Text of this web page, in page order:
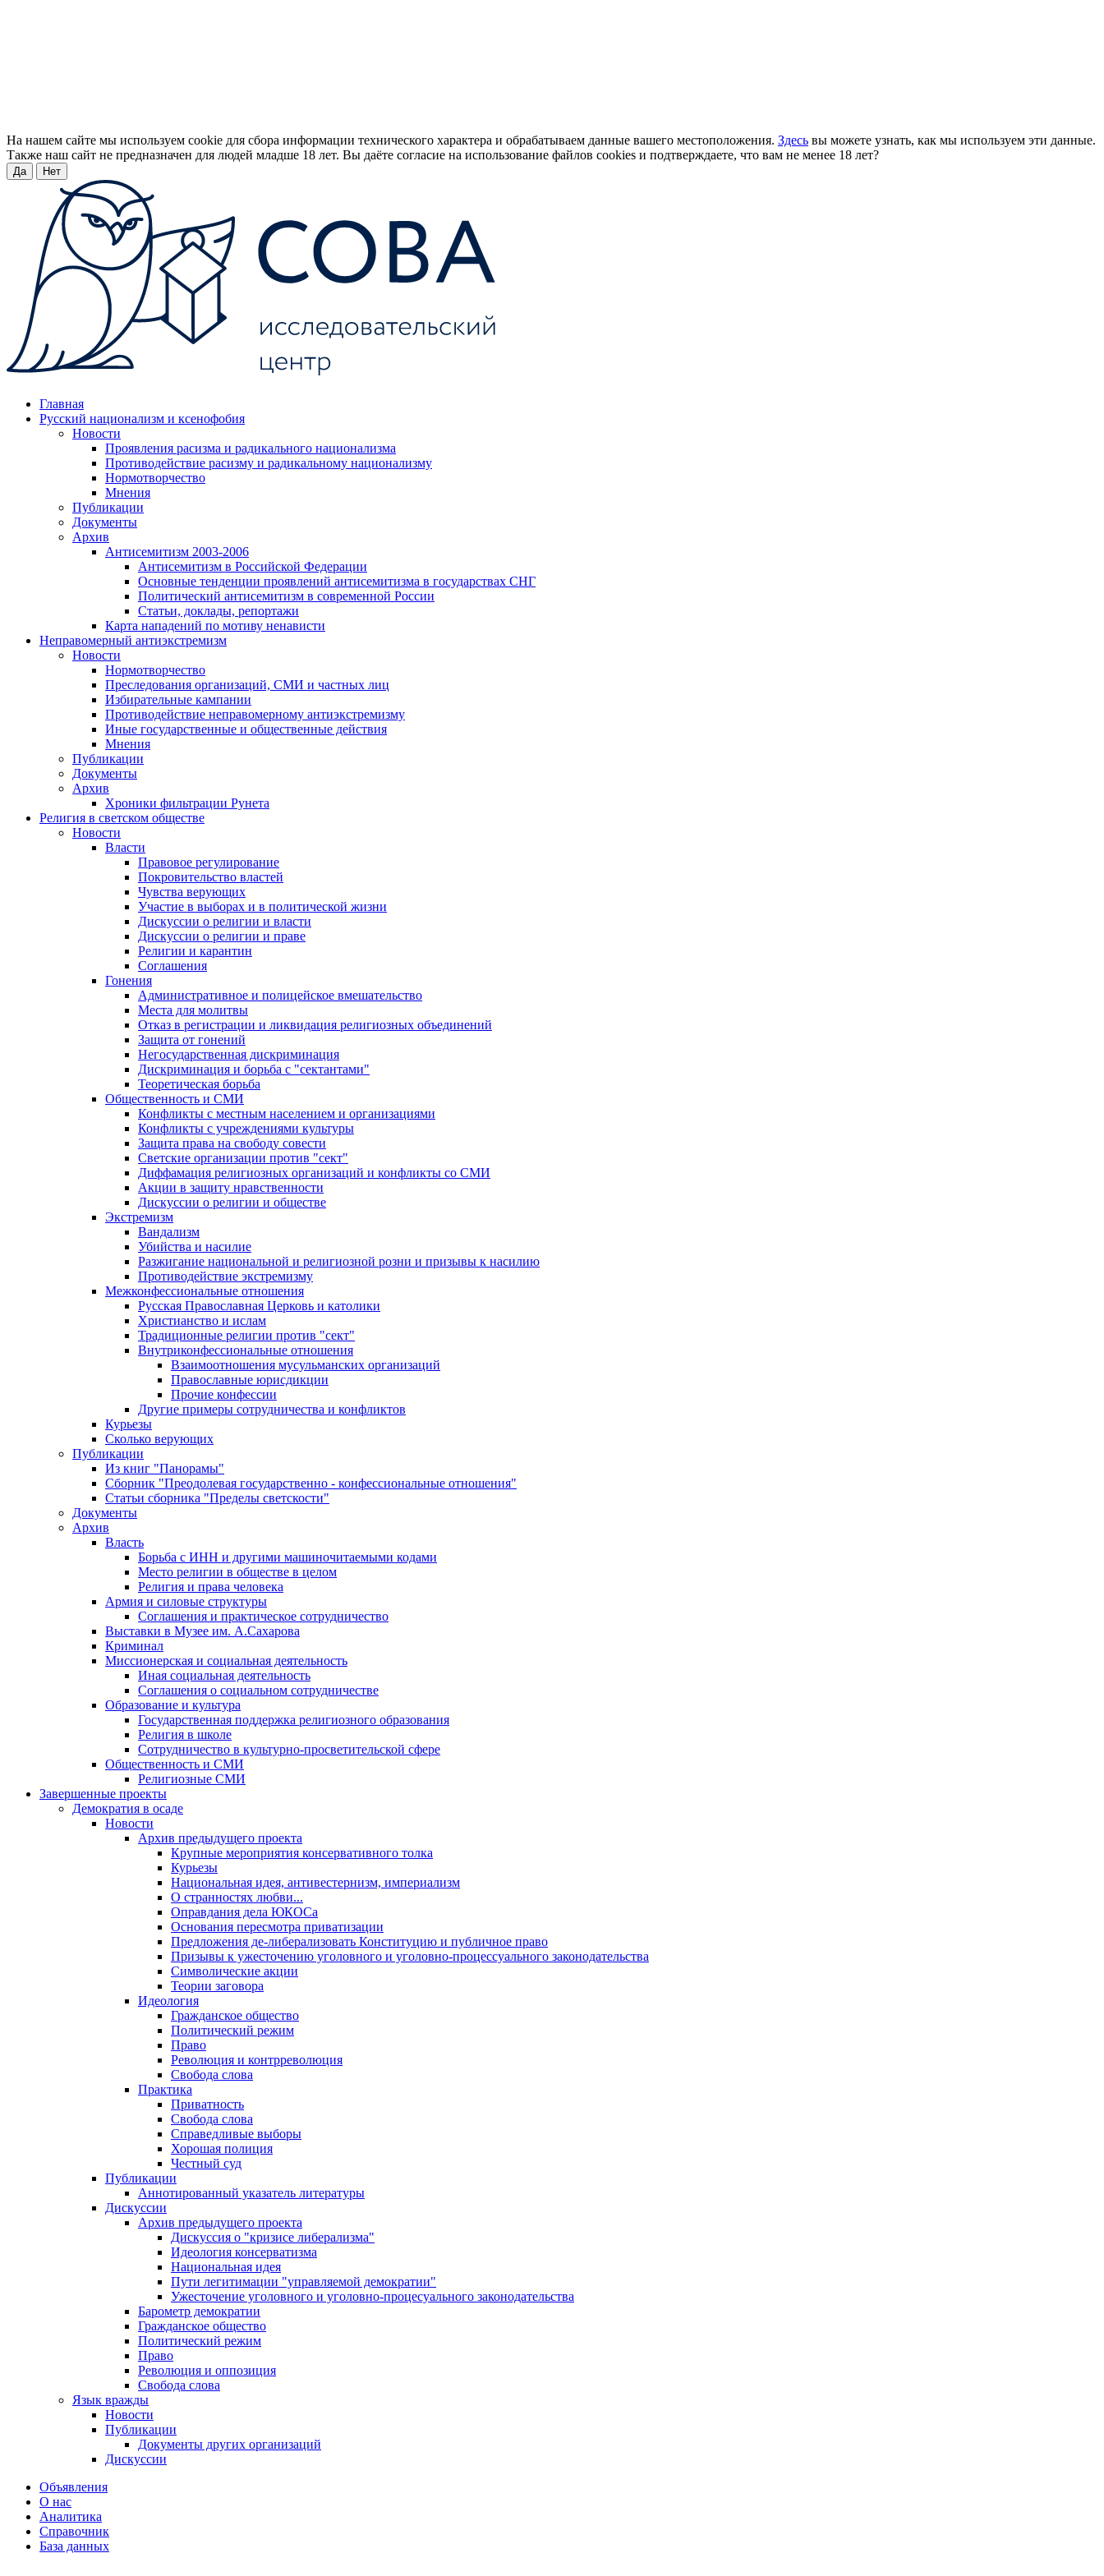
На нашем сайте мы используем cookie для сбора информации технического характера и обрабатываем данные вашего местоположения. Здесь вы можете узнать, как мы используем эти данные.
Также наш сайт не предназначен для людей младше 18 лет. Вы даёте согласие на использование файлов cookies и подтверждаете, что вам не менее 18 лет?
Да Нет
Главная
Русский национализм и ксенофобия
Новости
Проявления расизма и радикального национализма
Противодействие расизму и радикальному национализму
Нормотворчество
Мнения
Публикации
Документы
Архив
Антисемитизм 2003-2006
Антисемитизм в Российской Федерации
Основные тенденции проявлений антисемитизма в государствах СНГ
Политический антисемитизм в современной России
Статьи, доклады, репортажи
Карта нападений по мотиву ненависти
Неправомерный антиэкстремизм
Новости
Нормотворчество
Преследования организаций, СМИ и частных лиц
Избирательные кампании
Противодействие неправомерному антиэкстремизму
Иные государственные и общественные действия
Мнения
Публикации
Документы
Архив
Хроники фильтрации Рунета
Религия в светском обществе
Новости
Власти
Правовое регулирование
Покровительство властей
Чувства верующих
Участие в выборах и в политической жизни
Дискуссии о религии и власти
Дискуссии о религии и праве
Религии и карантин
Соглашения
Гонения
Административное и полицейское вмешательство
Места для молитвы
Отказ в регистрации и ликвидация религиозных объединений
Защита от гонений
Негосударственная дискриминация
Дискриминация и борьба с "сектантами"
Теоретическая борьба
Общественность и СМИ
Конфликты с местным населением и организациями
Конфликты с учреждениями культуры
Защита права на свободу совести
Светские организации против "сект"
Диффамация религиозных организаций и конфликты со СМИ
Акции в защиту нравственности
Дискуссии о религии и обществе
Экстремизм
Вандализм
Убийства и насилие
Разжигание национальной и религиозной розни и призывы к насилию
Противодействие экстремизму
Межконфессиональные отношения
Русская Православная Церковь и католики
Христианство и ислам
Традиционные религии против "сект"
Внутриконфессиональные отношения
Взаимоотношения мусульманских организаций
Православные юрисдикции
Прочие конфессии
Другие примеры сотрудничества и конфликтов
Курьезы
Сколько верующих
Публикации
Из книг "Панорамы"
Сборник "Преодолевая государственно - конфессиональные отношения"
Статьи сборника "Пределы светскости"
Документы
Архив
Власть
Борьба с ИНН и другими машиночитаемыми кодами
Место религии в обществе в целом
Религия и права человека
Армия и силовые структуры
Соглашения и практическое сотрудничество
Выставки в Музее им. А.Сахарова
Криминал
Миссионерская и социальная деятельность
Иная социальная деятельность
Соглашения о социальном сотрудничестве
Образование и культура
Государственная поддержка религиозного образования
Религия в школе
Сотрудничество в культурно-просветительской сфере
Общественность и СМИ
Религиозные СМИ
Завершенные проекты
Демократия в осаде
Новости
Архив предыдущего проекта
Крупные мероприятия консервативного толка
Курьезы
Национальная идея, антивестернизм, империализм
О странностях любви...
Оправдания дела ЮКОСа
Основания пересмотра приватизации
Предложения де-либерализовать Конституцию и публичное право
Призывы к ужесточению уголовного и уголовно-процессуального законодательства
Символические акции
Теории заговора
Идеология
Гражданское общество
Политический режим
Право
Революция и контрреволюция
Свобода слова
Практика
Приватность
Свобода слова
Справедливые выборы
Хорошая полиция
Честный суд
Публикации
Аннотированный указатель литературы
Дискуссии
Архив предыдущего проекта
Дискуссия о "кризисе либерализма"
Идеология консерватизма
Национальная идея
Пути легитимации "управляемой демократии"
Ужесточение уголовного и уголовно-процесуального законодательства
Барометр демократии
Гражданское общество
Политический режим
Право
Революция и оппозиция
Свобода слова
Язык вражды
Новости
Публикации
Документы других организаций
Дискуссии
Объявления
О нас
Аналитика
Справочник
База данных